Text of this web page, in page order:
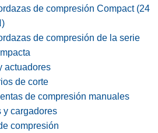
de compresión Compact (24
de compresión de la serie
actuadores
de corte
de compresión manuales
y cargadores
compresión